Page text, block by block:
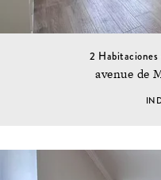
2
avenue de